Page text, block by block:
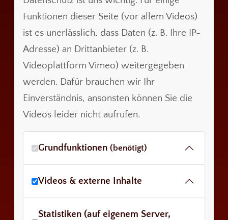
Funktionen dieser Seite (vor allem Videos)
ist es unerlässlich, dass Daten (z. B. Ihre IP-
Adresse) an Drittanbieter (z. B.
Videoplattform Vimeo) weitergegeben
werden. Dafür brauchen wir Ihr
Einverständnis, ansonsten können Sie die
Videos leider nicht aufrufen.
Grundfunktionen (benötigt)
Videos & externe Inhalte
Statistiken (auf eigenem Server,